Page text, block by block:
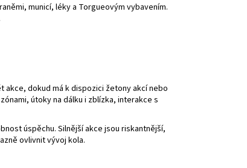
municí, léky a Torgueovým vybavením.
akce, dokud má k dispozici žetony akcí nebo
útoky na dálku i zblízka, interakce s
úspěchu. Silnější akce jsou riskantnější,
ovlivnit vývoj kola.